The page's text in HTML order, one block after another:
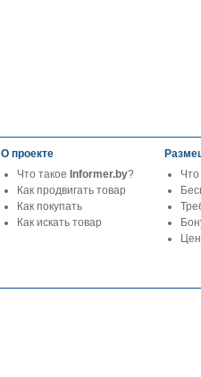
О проекте
Что такое Informer.by?
Как продвигать товар
Как покупать
Как искать товар
Что